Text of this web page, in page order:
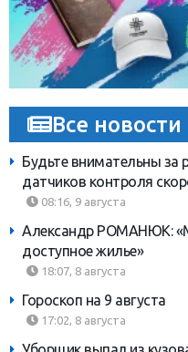
Все новости
Будьте внимательны за
датчиков контроля
08:16, 9 августа
Александр РОМАНЮК:
доступное жилье»
18:07, 8 августа
Гороскоп на 9 августа
17:02, 8 августа